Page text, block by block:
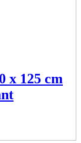
x 125 cm